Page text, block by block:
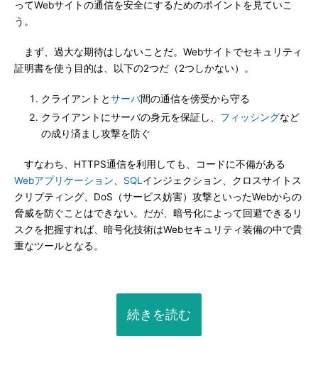
ってWebサイトの通信を安全にするためのポイントを見ていこ
う。
まず、過大な期待はしないことだ。Webサイトでセキュリティ
証明書を使う目的は、以下の2つだ（2つしかない）。
クライアントとサーバ間の通信を傍受から守る
クライアントにサーバの身元を保証し、 フィッシングなど
の成り済まし攻撃を防ぐ
すなわち、HTTPS通信を利用しても、コードに不備がある
Webアプリケーション
SQL インジェクション、クロスサイトス
クリプティング、DoS（サービス妨害）攻撃といったWebからの
脅威を防ぐことはできない。だが、暗号化によって回避できるリ
スクを把握すれば、暗号化技術はWebセキュリティ装備の中で貴
重なツールとなる。
続きを読む